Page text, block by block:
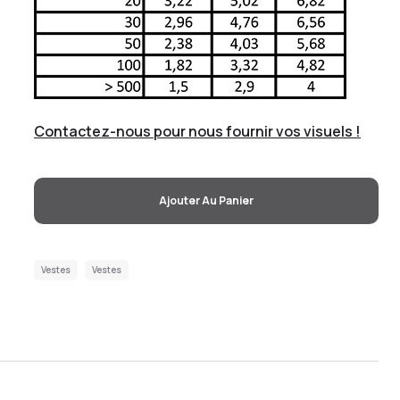
Contactez-nous pour nous fournir vos visuels !
Ajouter Au Panier
Vestes Vestes